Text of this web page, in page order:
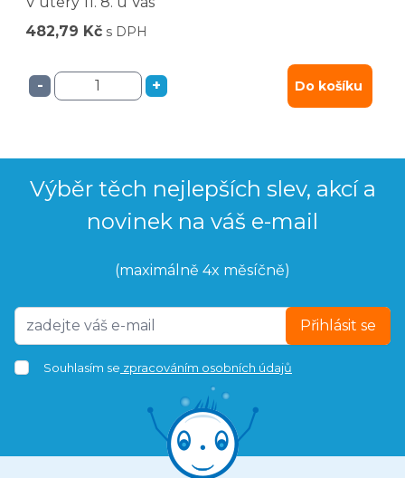
482,79 Kč s DPH
- + Do košíku
Výběr těch nejlepších slev, akcí a
novinek na váš e-mail
(maximálně 4x měsíčně)
Přihlásit se
Souhlasím se zpracováním osobních údajů